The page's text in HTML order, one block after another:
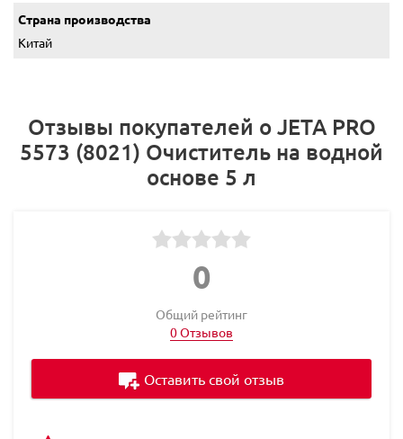
Страна производства
Китай
Отзывы покупателей о JETA PRO
5573 (8021) Очиститель на водной
основе 5 л
0
Общий рейтинг
0 Отзывов
Оставить свой отзыв